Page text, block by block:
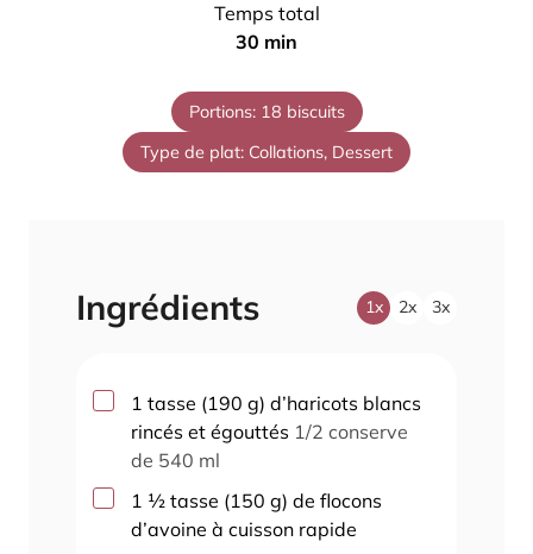
t
e
n
t
e
s
Temps total
30 m
n
t
min
Portions: 18 biscuits
Type de plat: Collations, Dessert
Ingrédients 1x 2x 3x
▢1 tasse (190 g) d’haricots blancs
rincés et égouttés 1/2 conserve
de 540 ml
▢1 ½ tasse (150 g) de flocons
d’avoine à cuisson rapide